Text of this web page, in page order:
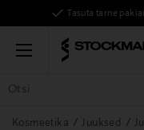
Tasuta tarne
Menu
KÕIK TOOTED NAISED
Kosmeetika Juuksed